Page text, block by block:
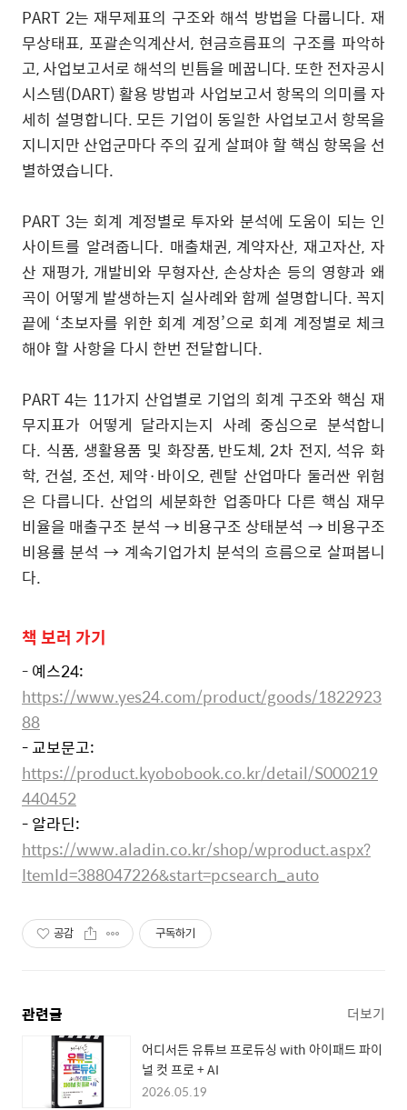
PART 2는 재무제표의 구조와 해석 방법을 다룹니다. 재
무상태표, 포괄손익계산서, 현금흐름표의 구조를 파악하
고,사업보고서로 해석의 빈틈을 메꿉니다. 또한 전자공시
시스템(DART) 활용 방법과 사업보고서 항목의 의미를 자
세히 설명합니다. 모든 기업이 동일한 사업보고서 항목을
지니지만 산업군마다 주의 깊게 살펴야 할 핵심 항목을 선
별하였습니다.
PART 3는 회계 계정별로 투자와 분석에 도움이 되는 인
사이트를 알려줍니다. 매출채권, 계약자산, 재고자산, 자
산 재평가, 개발비와 무형자산, 손상차손 등의 영향과 왜
곡이 어떻게 발생하는지 실사례와 함께 설명합니다. 꼭지
끝에 ‘초보자를 위한 회계 계정’으로 회계 계정별로 체크
해야 할 사항을 다시 한번 전달합니다.
PART 4는 11가지 산업별로 기업의 회계 구조와 핵심 재
무지표가 어떻게 달라지는지 사례 중심으로 분석합니
다. 식품, 생활용품 및 화장품, 반도체, 2차 전지, 석유 화
학, 건설, 조선, 제약·바이오, 렌탈 산업마다 둘러싼 위험
은 다릅니다. 산업의 세분화한 업종마다 다른 핵심 재무
비율을 매출구조 분석 → 비용구조 상태분석 → 비용구조
비용률 분석 → 계속기업가치 분석의 흐름으로 살펴봅니
다.
책 보러 가기
-예스24:
https://www.yes24.com/product/goods/1822923
88
- 교보문고:
https://product.kyobobook.co.kr/detail/S000219
440452
- 알라딘:
https://www.aladin.co.kr/shop/wproduct.aspx?
ItemId=388047226&start=pcsearch_auto
공감 구독하기
관련글 더보기
어디서든 유튜브 프로듀싱 with 아이패드 파이
널 컷 프로 + AI
2026.05.19